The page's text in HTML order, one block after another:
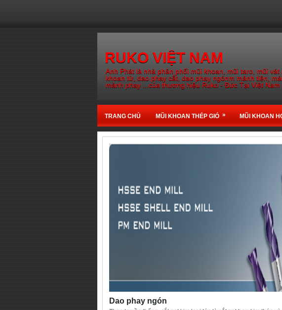
RUKO VIỆT NAM
Anh Phát là nhà phân phối mũi khoan, mũi taro, mũi vát
khoan từ, dao phay cắt, dao phay ngónm mảnh tiện,
mảnh phay ...của thương hiệu Ruko - Đức Tại Việt Nam
TRANG CHỦ MŨI KHOAN THÉP GIÓ » MŨI KHOAN
Dao phay ngón